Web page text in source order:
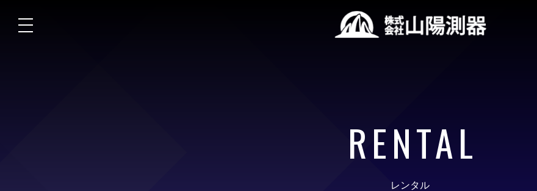
RENTAL
レンタル